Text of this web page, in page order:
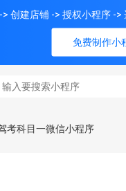
免费制作小
创建店铺 -> 授权小程序 -
考科目一微信小程序